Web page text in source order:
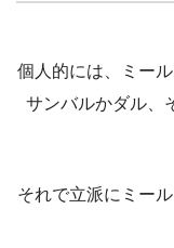
個人的には、ミー
サンバルかダル、
それで立派にミー